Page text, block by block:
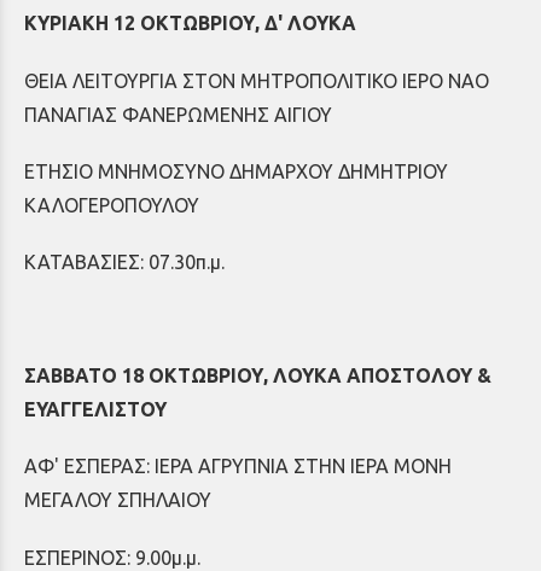
ΚΥΡΙΑΚΗ 12 ΟΚΤΩΒΡΙΟΥ, Δ' ΛΟΥΚΑ
ΘΕΙΑ ΛΕΙΤΟΥΡΓΙΑ ΣΤΟΝ ΜΗΤΡΟΠΟΛΙΤΙΚΟ ΙΕΡΟ ΝΑΟ
ΠΑΝΑΓΙΑΣ ΦΑΝΕΡΩΜΕΝΗΣ ΑΙΓΙΟΥ
ΕΤΗΣΙΟ ΜΝΗΜΟΣΥΝΟ ΔΗΜΑΡΧΟΥ ΔΗΜΗΤΡΙΟΥ
ΚΑΛΟΓΕΡΟΠΟΥΛΟΥ
ΚΑΤΑΒΑΣΙΕΣ: 07.30π.μ.
ΣΑΒΒΑΤΟ 18 ΟΚΤΩΒΡΙΟΥ, ΛΟΥΚΑ ΑΠΟΣΤΟΛΟΥ &
ΕΥΑΓΓΕΛΙΣΤΟΥ
ΑΦ' ΕΣΠΕΡΑΣ: ΙΕΡΑ ΑΓΡΥΠΝΙΑ ΣΤΗΝ ΙΕΡΑ ΜΟΝΗ
ΜΕΓΑΛΟΥ ΣΠΗΛΑΙΟΥ
ΕΣΠΕΡΙΝΟΣ: 9.00μ.μ.